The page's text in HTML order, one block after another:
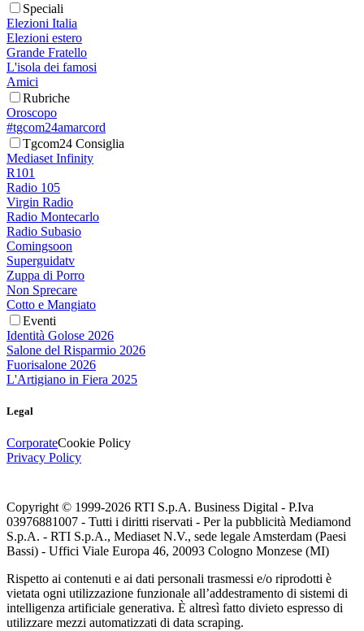
Speciali
Elezioni Italia
Elezioni estero
Grande Fratello
L'isola dei famosi
Amici
Rubriche
Oroscopo
#tgcom24amarcord
Tgcom24 Consiglia
Mediaset Infinity
R101
Radio 105
Virgin Radio
Radio Montecarlo
Radio Subasio
Comingsoon
Superguidatv
Zuppa di Porro
Non Sprecare
Cotto e Mangiato
Eventi
Identità Golose 2026
Salone del Risparmio 2026
Fuorisalone 2026
L'Artigiano in Fiera 2025
Legal
CorporateCookie Policy
Privacy Policy
Copyright © 1999-2026 RTI S.p.A. Business Digital - P.Iva
03976881007 - Tutti i diritti riservati - Per la pubblicità Mediamond
S.p.A. - RTI S.p.A., Mediaset N.V., sede legale Amsterdam (Paesi
Bassi) - Uffici Viale Europa 46, 20093 Cologno Monzese (MI)
Rispetto ai contenuti e ai dati personali trasmessi e/o riprodotti è
vietata ogni utilizzazione funzionale all’addestramento di sistemi di
intelligenza artificiale generativa. È altresì fatto divieto espresso di
utilizzare mezzi automatizzati di data scraping.